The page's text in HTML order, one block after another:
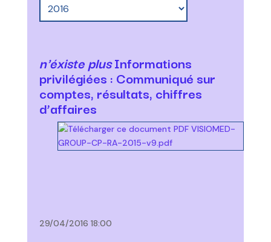
n'éxiste plusInformations
privilégiées : Communiqué sur
comptes, résultats, chiffres
d’affaires
29/04/2016 18:00